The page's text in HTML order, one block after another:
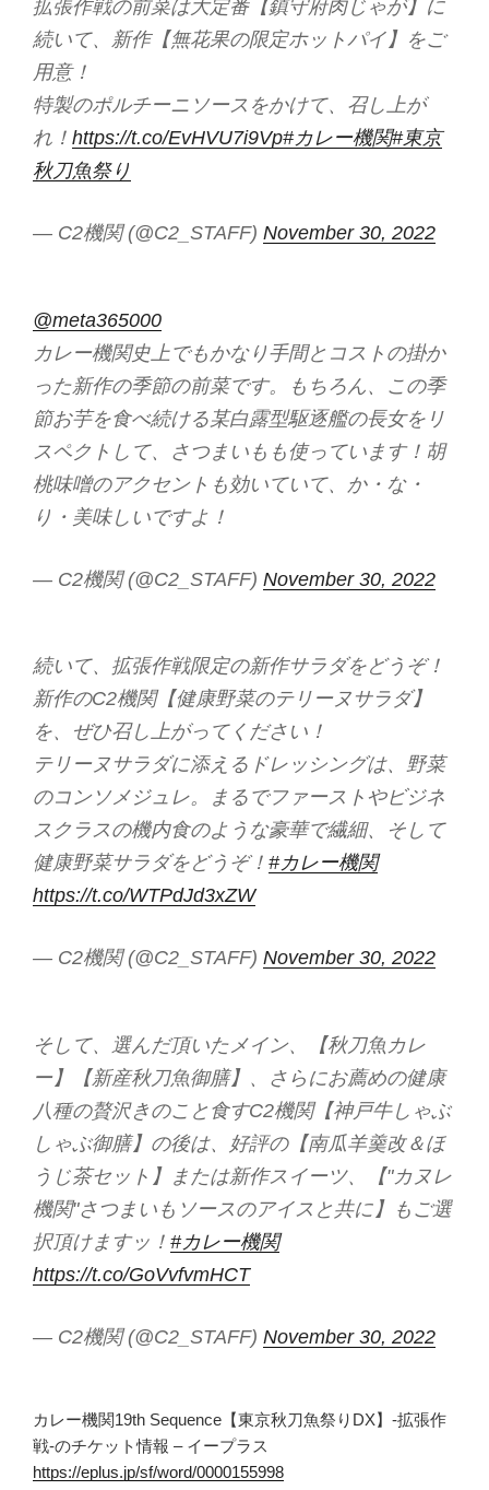
拡張作戦の前菜は大定番【鎮守府肉じゃが】に
続いて、新作【無花果の限定ホットパイ】をご
用意！
特製のポルチーニソースをかけて、召し上が
れ！ https://t.co/EvHVU7i9Vp#カレー機関#東京
秋刀魚祭り
— C2機関 (@C2_STAFF) November 30, 2022
@meta365000
カレー機関史上でもかなり手間とコストの掛か
った新作の季節の前菜です。もちろん、この季
節お芋を食べ続ける某白露型駆逐艦の長女をリ
スペクトして、さつまいもも使っています！胡
桃味噌のアクセントも効いていて、か・な・
り・美味しいですよ！
— C2機関 (@C2_STAFF) November 30, 2022
続いて、拡張作戦限定の新作サラダをどうぞ！
新作のC2機関【健康野菜のテリーヌサラダ】
を、ぜひ召し上がってください！
テリーヌサラダに添えるドレッシングは、野菜
のコンソメジュレ。まるでファーストやビジネ
スクラスの機内食のような豪華で繊細、そして
健康野菜サラダをどうぞ！ #カレー機関
https://t.co/WTPdJd3xZW
— C2機関 (@C2_STAFF) November 30, 2022
そして、選んだ頂いたメイン、【秋刀魚カレ
ー】【新産秋刀魚御膳】、さらにお薦めの健康
八種の贅沢きのこと食すC2機関【神戸牛しゃぶ
しゃぶ御膳】の後は、好評の【南瓜羊羹改＆ほ
うじ茶セット】または新作スイーツ、【"カヌレ
機関"さつまいもソースのアイスと共に】もご選
択頂けますッ！ #カレー機関
https://t.co/GoVvfvmHCT
— C2機関 (@C2_STAFF) November 30, 2022
カレー機関19th Sequence【東京秋刀魚祭りDX】-拡張作
戦-のチケット情報 – イープラス
https://eplus.jp/sf/word/0000155998